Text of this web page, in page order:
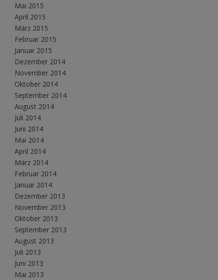
Mai 2015
April 2015
März 2015
Februar 2015
Januar 2015
Dezember 2014
November 2014
Oktober 2014
September 2014
August 2014
Juli 2014
Juni 2014
Mai 2014
April 2014
März 2014
Februar 2014
Januar 2014
Dezember 2013
November 2013
Oktober 2013
September 2013
August 2013
Juli 2013
Juni 2013
Mai 2013